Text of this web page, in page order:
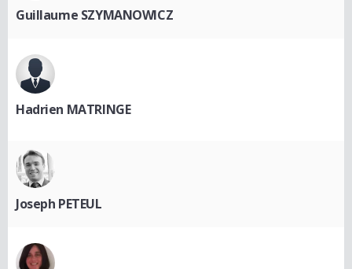
Guillaume SZYMANOWICZ
Hadrien MATRINGE
Joseph PETEUL